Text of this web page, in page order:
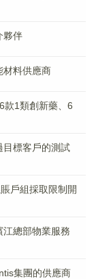
夥伴
材料供應商
款1類創新藥、6
目標客戶的測試
戶組採取限制開
總部物業服務
集團的供應商